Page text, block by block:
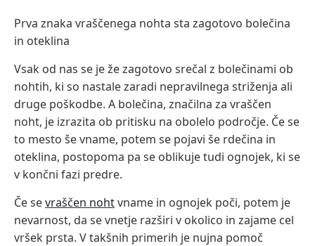
Prva znaka vraščenega nohta sta zagotovo bolečina
in oteklina
Vsak od nas se je že zagotovo srečal z bolečinami ob
nohtih, ki so nastale zaradi nepravilnega striženja ali
druge poškodbe. A bolečina, značilna za vraščen
noht, je izrazita ob pritisku na obolelo področje. Če se
to mesto še vname, potem se pojavi še rdečina in
oteklina, postopoma pa se oblikuje tudi ognojek, ki se
v končni fazi predre.
Če sevraščen nohtvname in ognojek poči, potem je
nevarnost, da se vnetje razširi v okolico in zajame cel
vršek prsta. V takšnih primerih je nujna pomoč